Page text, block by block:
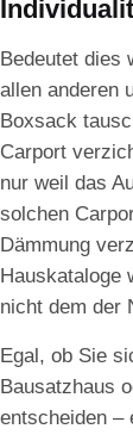
Bedeutet dies
allen anderen
Boxsack
Carport
nur weil das
solchen
Dämmung
Hauskataloge
nicht dem der
Egal, ob Sie
Bausatzhaus
entscheiden –